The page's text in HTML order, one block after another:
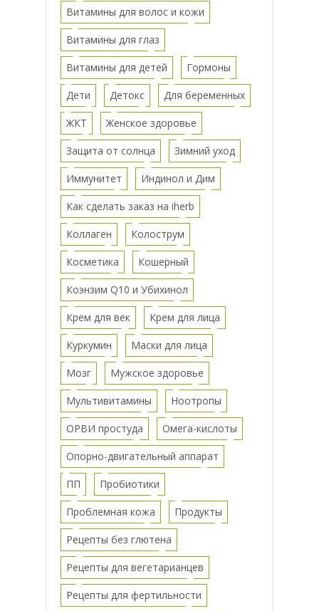
Витамины для волос и кожи
Витамины для глаз
Витамины для детей Гормоны
Дети Детокс Для беременных
ЖКТ Женское здоровье
Защита от солнца Зимний уход
Иммунитет Индинол и Дим
Как сделать заказ на iherb
Коллаген Колострум
Косметика Кошерный
Коэнзим Q10 и Убихинол
Крем для век Крем для лица
Куркумин Маски для лица
Мозг Мужское здоровье
Мультивитамины Ноотропы
ОРВИ простуда Омега-кислоты
Опорно-двигательный аппарат
ПП Пробиотики
Проблемная кожа Продукты
Рецепты без глютена
Рецепты для вегетарианцев
Рецепты для фертильности